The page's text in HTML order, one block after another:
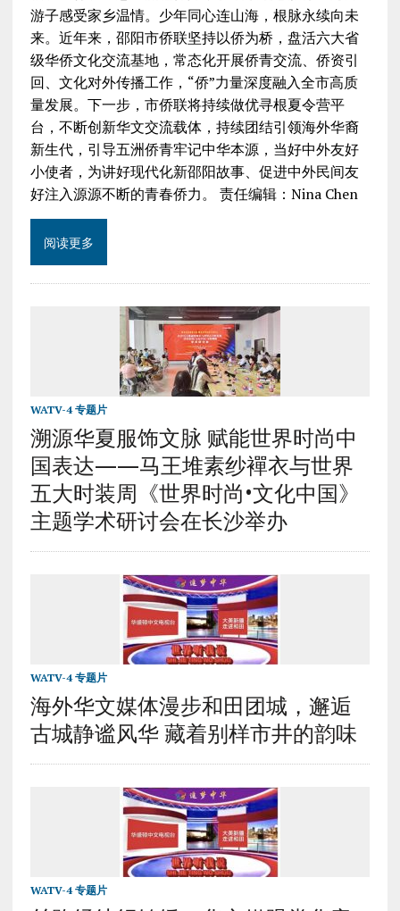
游子感受家乡温情。少年同心连山海，根脉永续向未
来。近年来，邵阳市侨联坚持以侨为桥，盘活六大省
级华侨文化交流基地，常态化开展侨青交流、侨资引
回、文化对外传播工作，“侨”力量深度融入全市高质
量发展。下一步，市侨联将持续做优寻根夏令营平
台，不断创新华文交流载体，持续团结引领海外华裔
新生代，引导五洲侨青牢记中华本源，当好中外友好
小使者，为讲好现代化新邵阳故事、促进中外民间友
好注入源源不断的青春侨力。 责任编辑：Nina Chen
阅读更多
WATV-4 专题片
溯源华夏服饰文脉 赋能世界时尚中
国表达——马王堆素纱襌衣与世界
五大时装周《世界时尚•文化中国》
主题学术研讨会在长沙举办
WATV-4 专题片
海外华文媒体漫步和田团城，邂逅
古城静谧风华 藏着别样市井的韵味
WATV-4 专题片